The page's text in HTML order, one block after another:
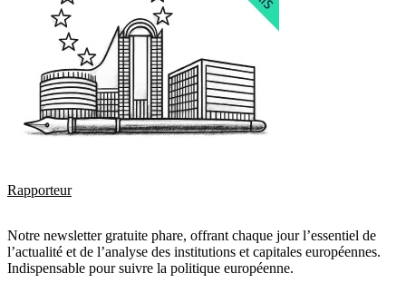
Rapporteur
Notre newsletter gratuite phare, offrant chaque jour l’essentiel de
l’actualité et de l’analyse des institutions et capitales européennes.
Indispensable pour suivre la politique européenne.